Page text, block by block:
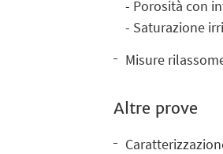
- Porosità con
- Saturazione
Misure
Altre prove